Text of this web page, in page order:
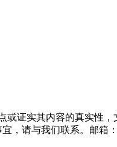
证实其内容的真实性，
请与我们联系。邮箱：